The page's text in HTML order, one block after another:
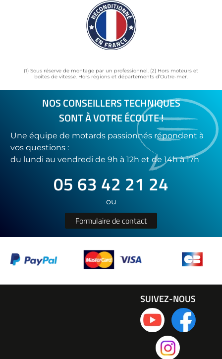
(1) Sous réserve de montage par un professionnel. (2) Hors moteurs et
boîtes de vitesse. Hors régions et départements d’Outre-mer.
NOS CONSEILLERS TECHNIQUES
SONT À VOTRE ÉCOUTE !
Une équipe de motards passionnés répondent à
vos questions :
du lundi au vendredi de 9h à 12h et de 14h à 17h
05 63 42 21 24
ou
Formulaire de contact
SUIVEZ-NOUS